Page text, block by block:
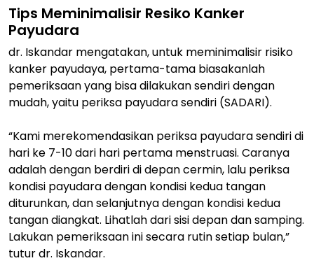
Tips Meminimalisir Resiko Kanker
Payudara
dr. Iskandar mengatakan, untuk meminimalisir risiko
kanker payudaya, pertama-tama biasakanlah
pemeriksaan yang bisa dilakukan sendiri dengan
mudah, yaitu periksa payudara sendiri (SADARI).
“Kami merekomendasikan periksa payudara sendiri di
hari ke 7-10 dari hari pertama menstruasi. Caranya
adalah dengan berdiri di depan cermin, lalu periksa
kondisi payudara dengan kondisi kedua tangan
diturunkan, dan selanjutnya dengan kondisi kedua
tangan diangkat. Lihatlah dari sisi depan dan samping.
Lakukan pemeriksaan ini secara rutin setiap bulan,”
tutur dr. Iskandar.